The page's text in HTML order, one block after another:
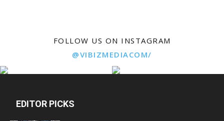
FOLLOW US ON INSTAGRAM
@VIBIZMEDIACOM/
EDITOR PICKS